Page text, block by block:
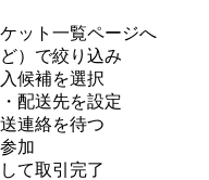
ット一覧ページへ
）で絞り込み
候補を選択
配送先を設定
連絡を待つ
加
て取引完了